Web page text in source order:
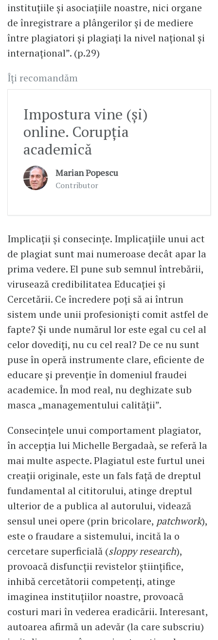
instituțiile și asociațiile noastre, nici organe
de înregistrare a plângerilor și de mediere
între plagiatori și plagiați la nivel național și
internațional”. (p.29)
Îți recomandăm
Impostura vine (și)
online. Corupția
academică
Marian Popescu
Contributor
Implicații și consecințe. Implicațiile unui act
de plagiat sunt mai numeroase decât apar la
prima vedere. El pune sub semnul întrebării,
virusează credibilitatea Educației și
Cercetării. Ce încredere poți să ai întrun
sistem unde unii profesioniști comit astfel de
fapte? Și unde numărul lor este egal cu cel al
celor dovediți, nu cu cel real? De ce nu sunt
puse în operă instrumente clare, eficiente de
educare și prevenție în domeniul fraudei
academice. În mod real, nu deghizate sub
masca „managementului calității”.
Consecințele unui comportament plagiator,
în accepția lui Michelle Bergadaà, se referă la
mai multe aspecte. Plagiatul este furtul unei
creații originale, este un fals față de dreptul
fundamental al cititorului, atinge dreptul
ulterior de a publica al autorului, videază
sensul unei opere (prin bricolare, patchwork),
este o fraudare a sistemului, incită la o
cercetare superficială (sloppy research),
provoacă disfuncții revistelor științifice,
inhibă cercetătorii competenți, atinge
imaginea instituțiilor noastre, provoacă
costuri mari în vederea eradicării. Interesant,
autoarea afirmă un adevăr (la care subscriu)